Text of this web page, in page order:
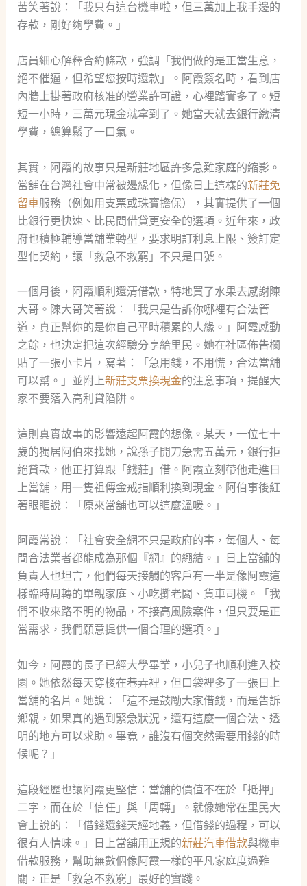
苦笑著說：「我只有這台機車啦，但三萬加上我手邊的
存款，剛好夠學費。」
店員細心解釋合約條款，強調「我們做的是正當生意，
絕不催逼，但希望您按時還款」。阿霞簽名時，看到店
內牆上掛著政府核准的營業許可證，心裡踏實多了。短
短一小時，三萬元現金就拿到了。她當天就去銀行繳清
學費，總算鬆了一口氣。
其實，阿霞的故事只是新莊地區許多急難家庭的縮影。
當舖在台灣社會中常被邊緣化，但像日上這樣的新莊免
留車服務（例如用支票或珠寶擔保），其實提供了一個
比銀行更快速、比民間借貸更安全的選項。近年來，政
府也積極輔導當舖業轉型，要求明訂利息上限、簽訂定
型化契約，讓「救急不救窮」不只是口號。
一個月後，阿霞順利還清借款，特地買了水果去感謝陳
大哥。陳大哥笑著說：「我只是告訴你哪裡有合法管
道，真正幫你的是你自己平時積累的人緣。」阿霞感動
之餘，也決定把這次經驗分享給里民。她在社區佈告欄
貼了一張小卡片，寫著：「急用錢，不用慌，合法當舖
可以幫。」並附上新莊支票換現金的注意事項，提醒大
家不要落入高利貸陷阱。
這則真實故事的影響遠超阿霞的想像。某天，一位七十
歲的獨居阿伯來找她，說孫子開刀急需五萬元，銀行拒
絕貸款，他正打算跟「錢莊」借。阿霞立刻帶他走進日
上當舖，用一隻祖傳金戒指順利換到現金。阿伯事後紅
著眼眶說：「原來當舖也可以這麼溫暖。」
阿霞常說：「社會安全網不只是政府的事，每個人、每
間合法業者都能成為那個『網』的繩結。」日上當舖的
負責人也坦言，他們每天接觸的客戶有一半是像阿霞這
樣臨時周轉的單親家庭、小吃攤老闆、貨車司機。「我
們不收來路不明的物品，不接高風險案件，但只要是正
當需求，我們願意提供一個合理的選項。」
如今，阿霞的長子已經大學畢業，小兒子也順利進入校
園。她依然每天穿梭在巷弄裡，但口袋裡多了一張日上
當舖的名片。她說：「這不是鼓勵大家借錢，而是告訴
鄉親，如果真的遇到緊急狀況，還有這麼一個合法、透
明的地方可以求助。畢竟，誰沒有個突然需要用錢的時
候呢？」
這段經歷也讓阿霞更堅信：當舖的價值不在於「抵押」
二字，而在於「信任」與「周轉」。就像她常在里民大
會上說的：「借錢還錢天經地義，但借錢的過程，可以
很有人情味。」日上當舖用正規的新莊汽車借款與機車
借款服務，幫助無數個像阿霞一樣的平凡家庭度過難
關，正是「救急不救窮」最好的實踐。